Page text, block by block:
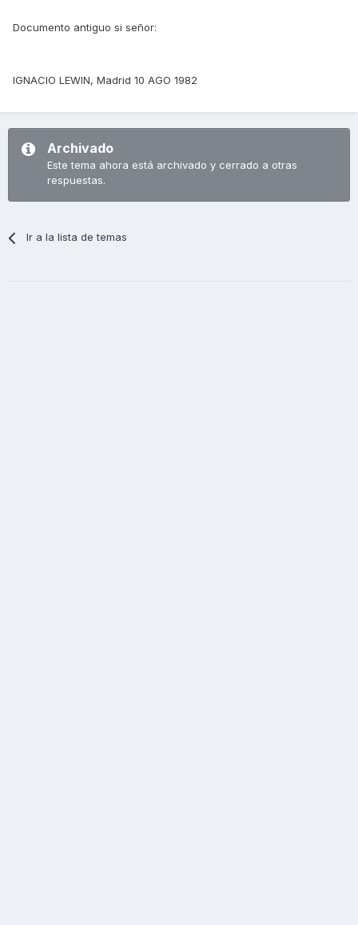
Documento antiguo si señor:
IGNACIO LEWIN, Madrid 10 AGO 1982
Archivado
Este tema ahora está archivado y cerrado a otras
respuestas.
Ir a la lista de temas